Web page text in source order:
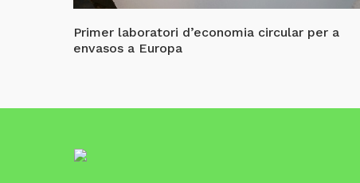
Primer laboratori d’economia circular per a
envasos a Europa